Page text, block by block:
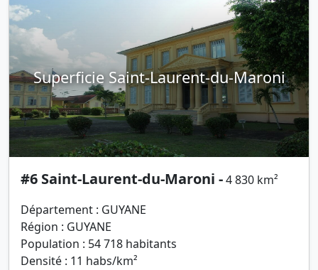
Superficie Saint-Laurent-du-Maroni
#6 Saint-Laurent-du-Maroni -4 830 km²
Département : GUYANE
Région : GUYANE
Population : 54 718 habitants
Densité : 11 habs/km²